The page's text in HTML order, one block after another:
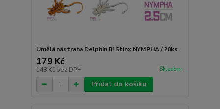
Umělá nástraha Delphin B! Stinx NYMPHA / 20ks
179 Kč
148 Kč bez DPH Skladem
Přidat do košíku